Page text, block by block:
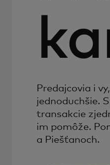
Predajcovia i
jednoduchšie.
transakcie
im pomôže.
a Piešťanoch.